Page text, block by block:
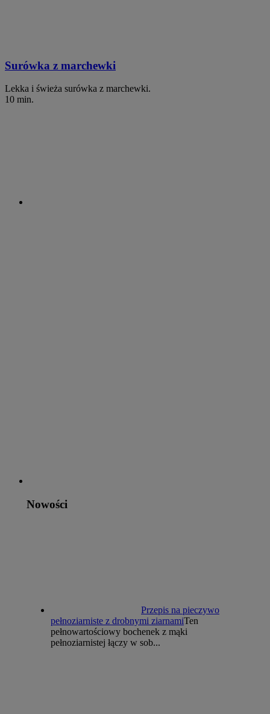
Surówka z marchewki
Lekka i świeża surówka z marchewki.
10 min.
Nowości
Przepis na pieczywo
pełnoziarniste z drobnymi ziarnamiTen
pełnowartościowy bochenek z mąki
pełnoziarnistej łączy w sob...